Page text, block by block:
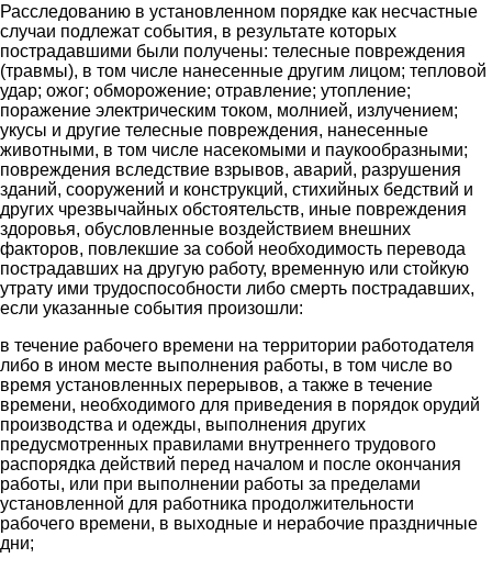
Расследованию в установленном порядке как несчастные
случаи подлежат события, в результате которых
пострадавшими были получены: телесные повреждения
(травмы), в том числе нанесенные другим лицом; тепловой
удар; ожог; обморожение; отравление; утопление;
поражение электрическим током, молнией, излучением;
укусы и другие телесные повреждения, нанесенные
животными, в том числе насекомыми и паукообразными;
повреждения вследствие взрывов, аварий, разрушения
зданий, сооружений и конструкций, стихийных бедствий и
других чрезвычайных обстоятельств, иные повреждения
здоровья, обусловленные воздействием внешних
факторов, повлекшие за собой необходимость перевода
пострадавших на другую работу, временную или стойкую
утрату ими трудоспособности либо смерть пострадавших,
если указанные события произошли:
в течение рабочего времени на территории работодателя
либо в ином месте выполнения работы, в том числе во
время установленных перерывов, а также в течение
времени, необходимого для приведения в порядок орудий
производства и одежды, выполнения других
предусмотренных правилами внутреннего трудового
распорядка действий перед началом и после окончания
работы, или при выполнении работы за пределами
установленной для работника продолжительности
рабочего времени, в выходные и нерабочие праздничные
дни;